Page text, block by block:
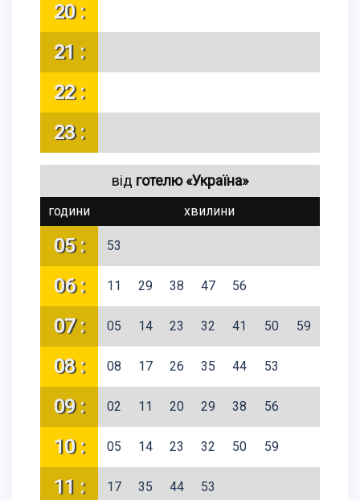
20 :
21 :
22 :
23 :
від готелю «Україна»
години хвилини
05 : 53
06 : 11 29 38 47 56
07 : 05 14 23 32 41 50 59
08 : 08 17 26 35 44 53
09 : 02 11 20 29 38 56
10 : 05 14 23 32 50 59
11 : 17 35 44 53